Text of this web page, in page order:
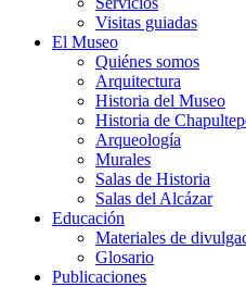
Visitas guiadas
El Museo
Quiénes somos
Arquitectura
Historia del Museo
Historia de
Arqueología
Murales
Salas de Historia
Salas del Alcázar
Educación
Materiales de
Glosario
Publicaciones